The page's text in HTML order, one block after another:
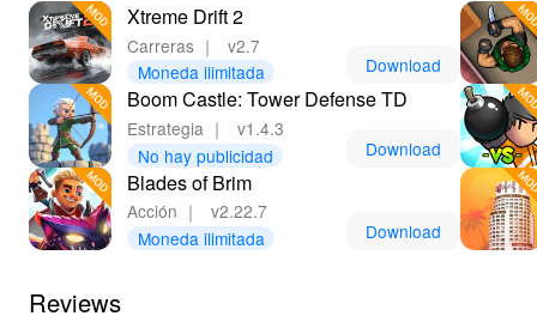
Xtreme Drift 2
Carreras ｜
v2.7
Moneda ilimitada
Download
Boom Castle: Tower Defense TD
Estrategia ｜
v1.4.3
No hay publicidad
Download
Blades of Brim
Acción ｜
v2.22.7
Moneda ilimitada
Download
Reviews